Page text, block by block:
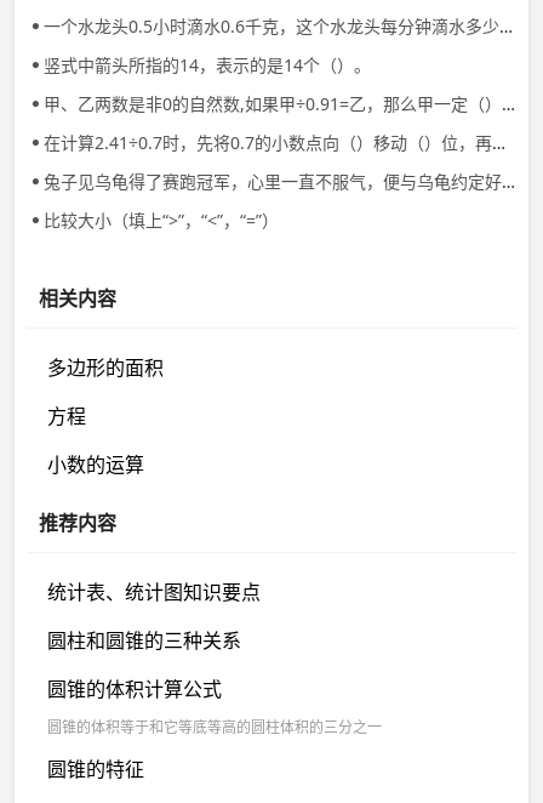
一个水龙头0.5小时滴水0.6千克，这个水龙头每分钟滴水多少克？
竖式中箭头所指的14，表示的是14个（）。
甲、乙两数是非0的自然数,如果甲÷0.91=乙，那么甲一定（）。
在计算2.41÷0.7时，先将0.7的小数点向（）移动（）位，再将2.41的小数点向（）移动（）位，最后按除数是（）的除法进行计算。
兔子见乌龟得了赛跑冠军，心里一直不服气，便与乌龟约定好再赛一次。
比较大小（填上“>”，“<”，“=”）
相关内容
多边形的面积
方程
小数的运算
推荐内容
统计表、统计图知识要点
圆柱和圆锥的三种关系
圆锥的体积计算公式
圆锥的体积等于和它等底等高的圆柱体积的三分之一
圆锥的特征